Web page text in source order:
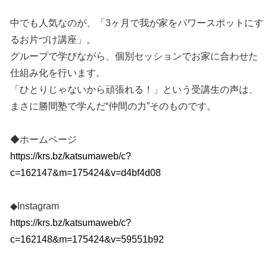
中でも人気なのが、「3ヶ月で我が家をパワースポットにす
るお片づけ講座」。
グループで学びながら、個別セッションでお家に合わせた
仕組み化を行います。
「ひとりじゃないから頑張れる！」という受講生の声は、
まさに勝間塾で学んだ“仲間の力”そのものです。
◆ホームページ
https://krs.bz/katsumaweb/c?
c=162147&m=175424&v=d4bf4d08
◆Instagram
https://krs.bz/katsumaweb/c?
c=162148&m=175424&v=59551b92